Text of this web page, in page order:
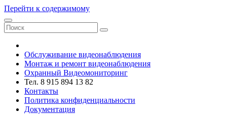
Перейти к содержимому
Обслуживание видеонаблюдения
Монтаж и ремонт видеонаблюдения
Охранный Видеомониторинг
Тел. 8 915 894 13 82
Контакты
Политика конфиденциальности
Документация